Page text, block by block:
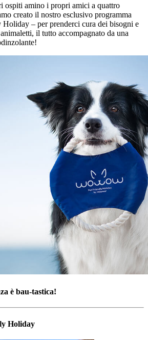
ospiti amino i propri amici a quattro
creato il nostro esclusivo programma
– per prenderci cura dei bisogni e
il tutto accompagnato da una
è bau-tastica!
Holiday